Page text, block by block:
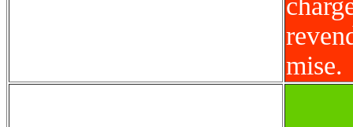
mise.